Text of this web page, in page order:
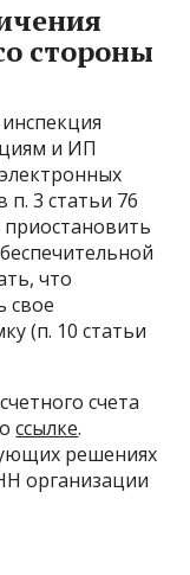
стороны
и ИП
3 статьи 76
что
свое
(п. 10 статьи
счета
ссылке.
решениях
организации